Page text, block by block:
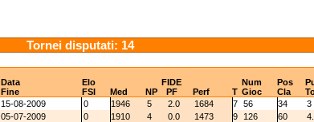
Tornei disputati: 14
Data Elo FIDE Num Pos
Fine FSI Med NP PF Perf T Gioc Cla
15-08-2009 0 1946 5 2.0 1684 7 56 34 3
05-07-2009 0 1910 4 0.0 1473 9 126 60